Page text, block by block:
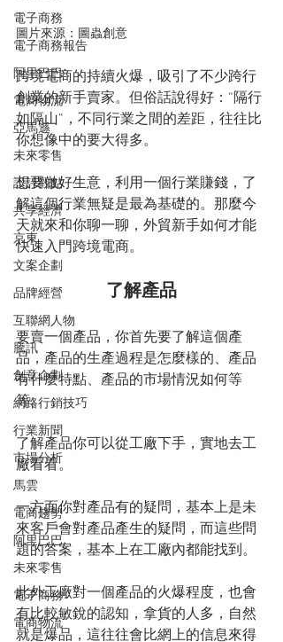
電子商務
電子商務報告
阿里巴巴
電商物流
亞馬遜
未來零售
設計觀點
共享經濟
京東
文案企劃
品牌經營
互聯網人物
騰訊
創意企劃
網路行銷技巧
行業新聞
市場分析
馬雲
電商趨勢
阿里巴巴
未來零售
電子商務
電商物流
圖片來源：圖蟲創意
跨境電商的持續火爆，吸引了不少跨行
創業的新手賣家。但俗話說得好：“隔行
如隔山”，不同行業之間的差距，往往比
你想像中的要大得多。
想要做好生意，利用一個行業賺錢，了
解這個行業無疑是最為基礎的。那麼今
天就來和你聊一聊，外貿新手如何才能
快速入門跨境電商。
了解產品
要賣一個產品，你首先要了解這個產
品，產品的生產過程是怎麼樣的、產品
有什麼特點、產品的市場情況如何等
等。
了解產品你可以從工廠下手，實地去工
廠看看。
一方面你對產品有的疑問，基本上是未
來客戶會對產品產生的疑問，而這些問
題的答案，基本上在工廠內都能找到。
此外工廠對一個產品的火爆程度，也會
有比較敏銳的認知，拿貨的人多，自然
就是爆品，這往往會比網上的信息來得